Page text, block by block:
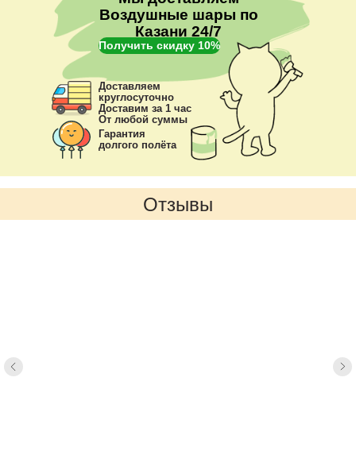
Воздушные шары по
Казани 24/7
Получить скидку 10%
Доставляем
круглосуточно
Доставим за 1 час
От любой суммы
Гарантия
долгого полёта
Отзывы